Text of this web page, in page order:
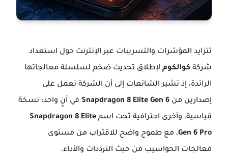
تتزايد المؤشرات والتسريبات عبر الإنترنت حول استعداد
شركة كوالكوم لإطلاق تحديث ضخم لسلسلة معالجاتها
الرائدة، إذ تشير الشائعات إلى أن الشركة تعمل على
إصدارين من Snapdragon 8 Elite Gen 6 في آنٍ واحد: نسخة
قياسية، وأخرى احترافية تحت اسم Snapdragon 8 Elite
Gen 6 Pro، مع طموح واضح للاقتراب من مستوى
معالجات الحواسيب من حيث الترددات والأداء.